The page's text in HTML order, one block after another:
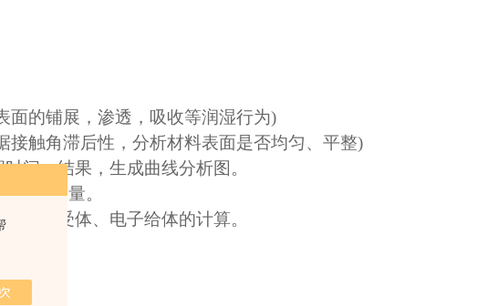
面的铺展，渗透，吸收等润湿行为)
接触角滞后性，分析材料表面是否均匀、平整)
间、结果，生成曲线分析图。
料的测量。
电子受体、电子给体的计算。